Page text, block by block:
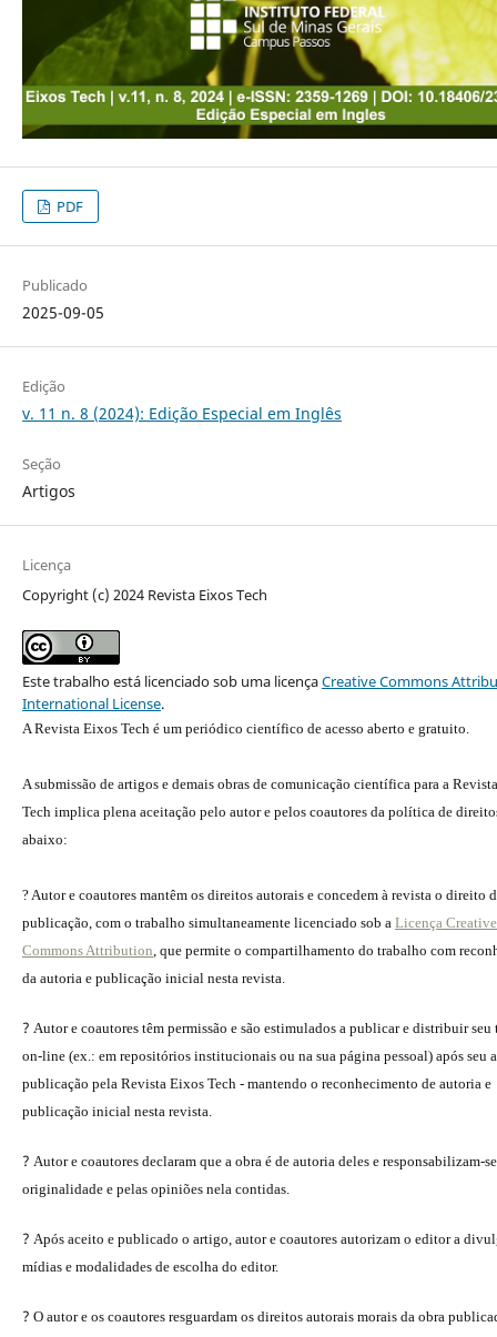
PDF
Publicado
2025-09-05
Edição
v. 11 n. 8 (2024): Edição Especial em Inglês
Seção
Artigos
Licença
Copyright (c) 2024 Revista Eixos Tech
Este trabalho está licenciado sob uma licençaCreative Commons
International License.
A Revista Eixos Tech é um periódico científico de acesso aberto e gratuito.
A submissão de artigos e demais obras de comunicação científica para a
Tech implica plena aceitação pelo autor e pelos coautores da política de
abaixo:
? Autor e coautores mantêm os direitos autorais e concedem à revista o direito
publicação, com o trabalho simultaneamente licenciado sob a Licença Creative
Commons Attribution , que permite o compartilhamento do trabalho com
da autoria e publicação inicial nesta revista.
? Autor e coautores têm permissão e são estimulados a publicar e distribuir seu
on-line (ex.: em repositórios institucionais ou na sua página pessoal) após seu
publicação pela Revista Eixos Tech - mantendo o reconhecimento de autoria e
publicação inicial nesta revista.
? Autor e coautores declaram que a obra é de autoria deles e responsabilizam-
originalidade e pelas opiniões nela contidas.
? Após aceito e publicado o artigo, autor e coautores autorizam o editor a
mídias e modalidades de escolha do editor.
? O autor e os coautores resguardam os direitos autorais morais da obra